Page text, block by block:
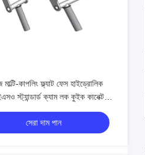
কাপলিং ফ্ল্যাট ফেস হাইড্রোলিক
স্ট্যান্ডার্ড ক্যাম লক কুইক কানেক্ট
সেরা দাম পান